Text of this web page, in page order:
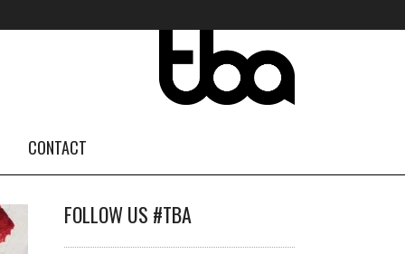
CONTACT
FOLLOW US #TBA